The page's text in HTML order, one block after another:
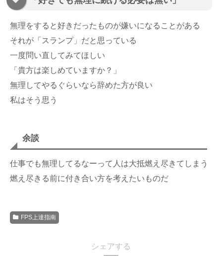
無理をすると好きだったものが嫌いになることがある
それが「スランプ」だと思っている
一度問い直してみてほしい
「貴方は楽しめていますか？」
無理してやるぐらいなら辞めた方が良い
私はそう思う
余談
仕事でも無理してるなーって人は大抵燃え尽きてしまう
燃え尽きる前に付き合い方を考えたいものだ
FPS上達指南
シェアする